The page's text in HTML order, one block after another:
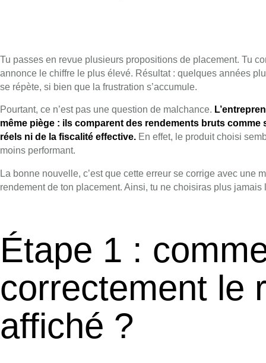
Tu passes en revue plusieurs propositions de placement. Tu
annonce le chiffre le plus élevé. Résultat : quelques années
se répète, si bien que la frustration s’accumule.
Pourtant, ce n’est pas une question de malchance.
même piège : ils comparent des rendements bruts comme
réels ni de la fiscalité effective. En effet, le produit choisi
moins performant.
La bonne nouvelle, c’est que cette erreur se corrige avec
rendement de ton placement. Ainsi, tu ne choisiras plus
Étape 1 :
correctement le
affiché ?